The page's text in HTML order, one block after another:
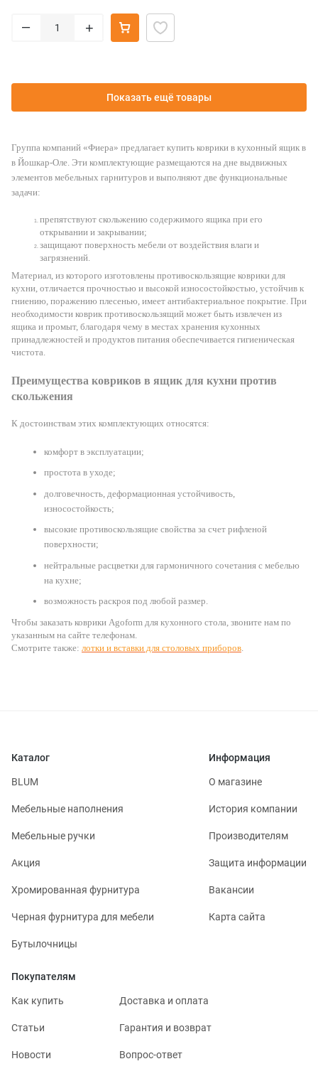
– +
Показать ещё товары
Группа компаний «Фиера» предлагает купить коврики в кухонный ящик в
в Йошкар-Оле. Эти комплектующие размещаются на дне выдвижных
элементов мебельных гарнитуров и выполняют две функциональные
задачи:
препятствуют скольжению содержимого ящика при его
открывании и закрывании;
защищают поверхность мебели от воздействия влаги и
загрязнений.
Материал, из которого изготовлены противоскользящие коврики для
кухни, отличается прочностью и высокой износостойкостью, устойчив к
гниению, поражению плесенью, имеет антибактериальное покрытие. При
необходимости коврик противоскользящий может быть извлечен из
ящика и промыт, благодаря чему в местах хранения кухонных
принадлежностей и продуктов питания обеспечивается гигиеническая
чистота.
Преимущества ковриков в ящик для кухни против
скольжения
К достоинствам этих комплектующих относятся:
комфорт в эксплуатации;
простота в уходе;
долговечность, деформационная устойчивость,
износостойкость;
высокие противоскользящие свойства за счет рифленой
поверхности;
нейтральные расцветки для гармоничного сочетания с мебелью
на кухне;
возможность раскроя под любой размер.
Чтобы заказать коврики Agoform для кухонного стола, звоните нам по
указанным на сайте телефонам.
Смотрите также: лотки и вставки для столовых приборов.
Каталог
BLUM
Мебельные наполнения
Мебельные ручки
Акция
Хромированная фурнитура
Черная фурнитура для мебели
Бутылочницы
Информация
О магазине
История компании
Производителям
Защита информации
Вакансии
Карта сайта
Покупателям
Как купить Доставка и оплата
Статьи Гарантия и возврат
Новости Вопрос-ответ